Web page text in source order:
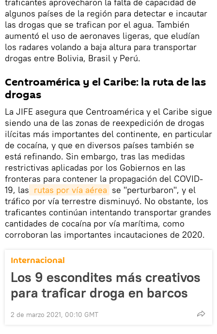
algunos países de la región para detectar e incautar
las drogas que se trafican por el agua. También
aumentó el uso de aeronaves ligeras, que eludían
los radares volando a baja altura para transportar
drogas entre Bolivia, Brasil y Perú.
Centroamérica y el Caribe: la ruta de las
drogas
La JIFE asegura que Centroamérica y el Caribe sigue
siendo una de las zonas de reexpedición de drogas
ilícitas más importantes del continente, en particular
de cocaína, y que en diversos países también se
está refinando. Sin embargo, tras las medidas
restrictivas aplicadas por los Gobiernos en las
fronteras para contener la propagación del COVID-
19, las rutas por vía aérea se "perturbaron", y el
tráfico por vía terrestre disminuyó. No obstante, los
traficantes continúan intentando transportar grandes
cantidades de cocaína por vía marítima, como
corroboran las importantes incautaciones de 2020.
Internacional
Los 9 escondites más creativos
para traficar droga en barcos
2 de marzo 2021, 00:10 GMT